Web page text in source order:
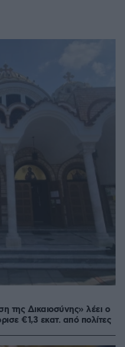
της Δικαιοσύνης» λέει ο
€1,3 εκατ. από πολίτες